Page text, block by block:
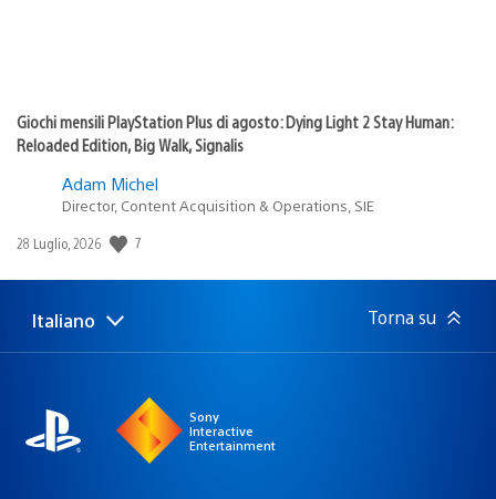
Giochi mensili PlayStation Plus di agosto: Dying Light 2 Stay Human:
Reloaded Edition, Big Walk, Signalis
Adam Michel
Director, Content Acquisition & Operations, SIE
Data
pubblicazione:
28 Luglio, 2026 7
Seleziona
Regione
Italiano Torna su
Sony
Interactive
Entertainment